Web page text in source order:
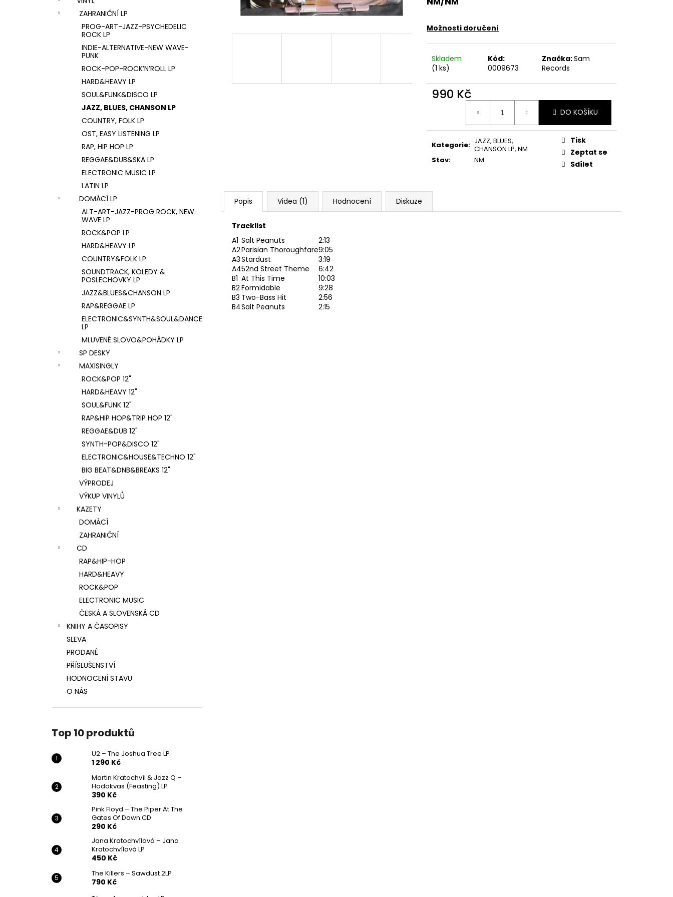
ZAHRANIČNÍ LP
PROG-ART-JAZZ-PSYCHEDELIC
ROCK LP
INDIE-ALTERNATIVE-NEW WAVE-
PUNK
ROCK-POP-ROCK’N’ROLL LP
HARD&HEAVY LP
SOUL&FUNK&DISCO LP
JAZZ, BLUES, CHANSON LP
COUNTRY, FOLK LP
OST, EASY LISTENING LP
RAP, HIP HOP LP
REGGAE&DUB&SKA LP
ELECTRONIC MUSIC LP
LATIN LP
DOMÁCÍ LP
ALT-ART-JAZZ-PROG ROCK, NEW
WAVE LP
ROCK&POP LP
HARD&HEAVY LP
COUNTRY&FOLK LP
SOUNDTRACK, KOLEDY &
POSLECHOVKY LP
JAZZ&BLUES&CHANSON LP
RAP&REGGAE LP
ELECTRONIC&SYNTH&SOUL&DANCE
LP
MLUVENÉ SLOVO&POHÁDKY LP
SP DESKY
MAXISINGLY
ROCK&POP 12"
HARD&HEAVY 12"
SOUL&FUNK 12"
RAP&HIP HOP&TRIP HOP 12"
REGGAE&DUB 12"
SYNTH-POP&DISCO 12"
ELECTRONIC&HOUSE&TECHNO 12"
BIG BEAT&DNB&BREAKS 12"
VÝPRODEJ
VÝKUP VINYLŮ
KAZETY
DOMÁCÍ
ZAHRANIČNÍ
CD
RAP&HIP-HOP
HARD&HEAVY
ROCK&POP
ELECTRONIC MUSIC
ČESKÁ A SLOVENSKÁ CD
KNIHY A ČASOPISY
SLEVA
PRODANÉ
PŘÍSLUŠENSTVÍ
HODNOCENÍ STAVU
O NÁS
Top 10 produktů
U2 – The Joshua Tree LP
1 290 Kč
Martin Kratochvíl & Jazz Q ‎–
Hodokvas (Feasting) LP
390 Kč
Pink Floyd – The Piper At The
Gates Of Dawn CD
290 Kč
Jana Kratochvílová – Jana
Kratochvílová LP
450 Kč
The Killers – Sawdust 2LP
790 Kč
Možnosti doručení
Skladem
(1 ks)
Kód:
0009673
Značka:Sam
Records
990 Kč
DO KOŠÍKU
Kategorie: JAZZ, BLUES,
CHANSON LP, NM
Stav: NM
Tisk
Zeptat se
Sdílet
Popis Videa (1) Hodnocení Diskuze
Tracklist
A1 Salt Peanuts
2:13
A2Parisian Thoroughfare9:05
A3Stardust
3:19
A452nd Street Theme
6:42
B1 At This Time
10:03
B2Formidable
9:28
B3 Two-Bass Hit
2:56
B4Salt Peanuts 2:15
U2 – THE JOSHUA TREE LP
1 290 Kč
MARTIN KRATOCHVÍL & JAZZ Q ‎–
HODOKVAS (FEASTING) LP
PINK FLOYD – THE PIPER AT THE GATES
OF DAWN CD